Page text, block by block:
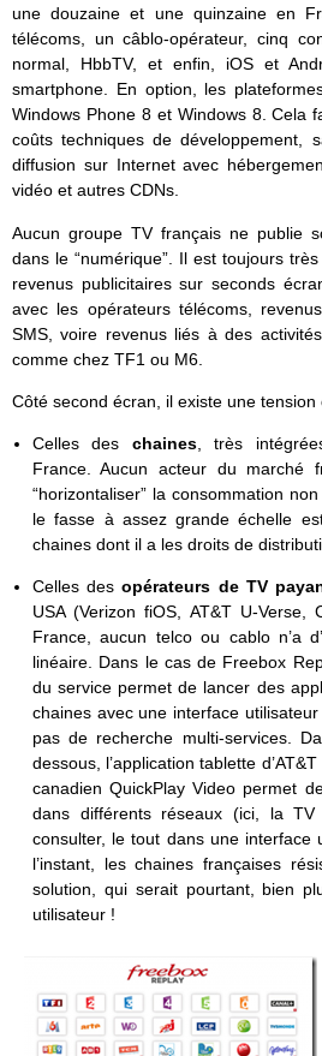
une douzaine et une quinzaine en
télécoms, un câblo-opérateur, cinq
normal, HbbTV, et enfin, iOS et
smartphone. En option, les
Windows Phone 8 et Windows 8. Cela
coûts techniques de développement,
diffusion sur Internet avec
vidéo et autres CDNs.
Aucun groupe TV français ne publie
dans le “numérique”. Il est toujours
revenus publicitaires sur seconds
avec les opérateurs télécoms,
SMS, voire revenus liés à des
comme chez TF1 ou M6.
Côté second écran, il existe une tension
Celles des chaines, très
France. Aucun acteur du marché
“horizontaliser” la consommation
le fasse à assez grande échelle
chaines dont il a les droits de
Celles desopérateurs de TV
USA (Verizon fiOS, AT&T U-Verse,
France, aucun telco ou cablo n’a
linéaire. Dans le cas de Freebox
du service permet de lancer des
chaines avec une interface
pas de recherche multi-services.
dessous, l’application tablette
canadien QuickPlay Video permet
dans différents réseaux (ici, la
consulter, le tout dans une interface
l’instant, les chaines françaises
solution, qui serait pourtant, bien
utilisateur !